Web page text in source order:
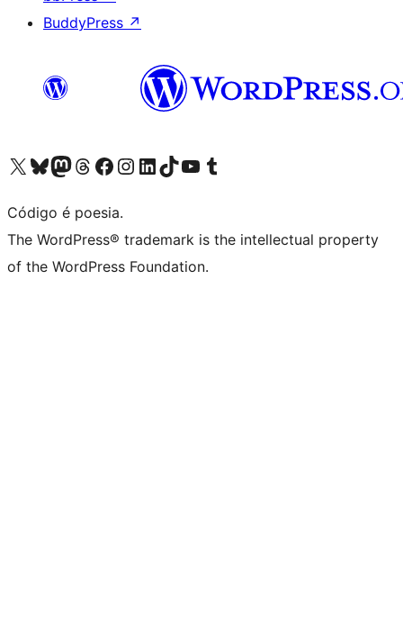
BuddyPress ↗
Acessar nossa conta do X (antigo Twitter)
Acessar nossa conta do Bluesky
Acessar nossa conta do Mastodon
Acessar nossa conta do Threads
Acessar nossa página do Facebook
Acessar nossa conta do Instagram
Acessar nossa conta do LinkedIn
Acessar nossa conta do TikTok
Acessar nosso canal do YouTube
Acessar nossa conta no Tumblr
Código é poesia.
The WordPress® trademark is the intellectual property
of the WordPress Foundation.